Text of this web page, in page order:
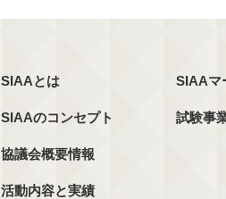
SIAAとは
SIAAのコンセプト
協議会概要情報
活動内容と実績
SIAAマ
試験事